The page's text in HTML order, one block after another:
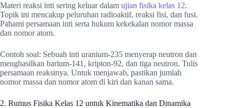
Materi reaksi inti sering keluar dalam ujian fisika kelas 12.
Topik ini mencakup peluruhan radioaktif, reaksi fisi, dan fusi.
Pahami persamaan inti serta hukum kekekalan nomor massa
dan nomor atom.
Contoh soal: Sebuah inti uranium-235 menyerap neutron dan
menghasilkan barium-141, kripton-92, dan tiga neutron. Tulis
persamaan reaksinya. Untuk menjawab, pastikan jumlah
nomor massa dan nomor atom di kiri dan kanan sama.
2. Rumus Fisika Kelas 12 untuk Kinematika dan Dinamika